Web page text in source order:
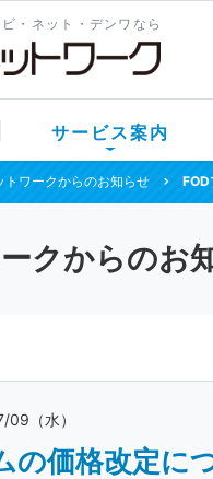
・ネット・デンワなら
サービス案内
トワークからのお知らせ FOD
クからのお
（水）
の価格改定に